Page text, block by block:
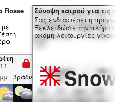
Rosse
με
11
μμ βράδυ
Σύνοψη καιρού για τις ημέρες
Σας ενδιαφέρει η πρόγνωση 16
Ξεκλειδώστε την πλήρη
ακόμη λειτουργίες γίνοντας
Snow